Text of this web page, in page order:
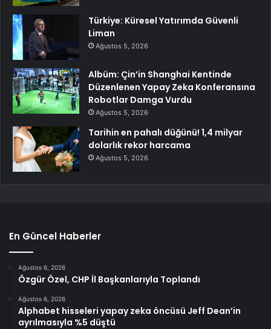
Türkiye: Küresel Yatırımda Güvenli
Liman
Ağustos 5, 2026
Albüm: Çin’in Shanghai Kentinde
Düzenlenen Yapay Zeka Konferansına
Robotlar Damga Vurdu
Ağustos 5, 2026
Tarihin en pahalı düğünü! 1,4 milyar
dolarlık rekor harcama
Ağustos 5, 2026
En Güncel Haberler
Ağustos 6, 2026
Özgür Özel, CHP İl Başkanlarıyla Toplandı
Ağustos 6, 2026
Alphabet hisseleri yapay zeka öncüsü Jeff Dean’in
ayrılmasıyla %5 düştü